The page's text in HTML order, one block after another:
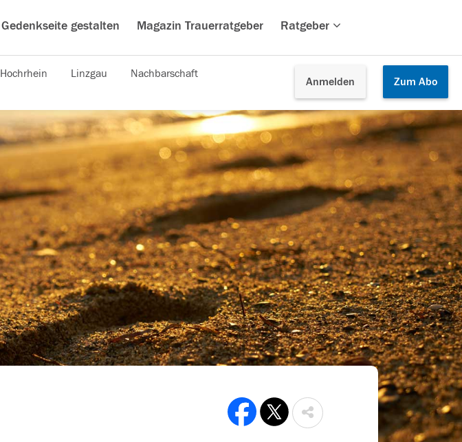
Gedenkseite gestalten Magazin Trauerratgeber Ratgeber
Anmelden Zum Abo
Hochrhein Linzgau Nachbarschaft